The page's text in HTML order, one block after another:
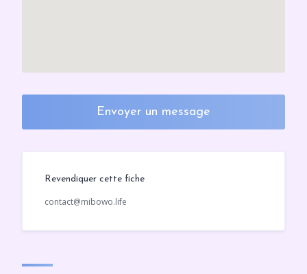
Envoyer un message
Revendiquer cette fiche
contact@mibowo.life